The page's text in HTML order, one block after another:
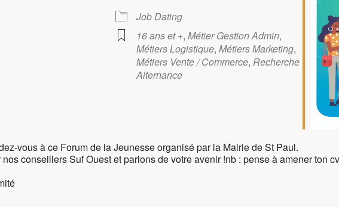
Outlook Live
Job Dating
16 ans et +, Métier Gestion Admin,
Métiers Logistique, Métiers Marketing,
Métiers Vente / Commerce, Recherche
Alternance
vous à ce Forum de la Jeunesse organisé par la Mairie de St Paul.
conseillers Suf Ouest et parlons de votre avenir !nb : pense à amener ton cv